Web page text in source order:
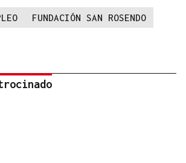
FUNDACIÓN SAN ROSENDO